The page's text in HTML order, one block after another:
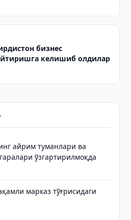
бизнес
келишиб олдилар
айрим туманлари ва
ўзгартирилмоқда
марказ тўғрисидаги